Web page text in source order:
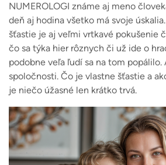
NUMEROLOGI známe aj meno
deň aj hodina všetko má svoje
šťastie je aj veľmi vrtkavé pokušenie
čo sa týka hier rôznych či už ide o
podobne veľa ľudí sa na tom popálilo.
spoločnosti. Čo je vlastne šťastie a
je niečo úžasné len krátko trvá.